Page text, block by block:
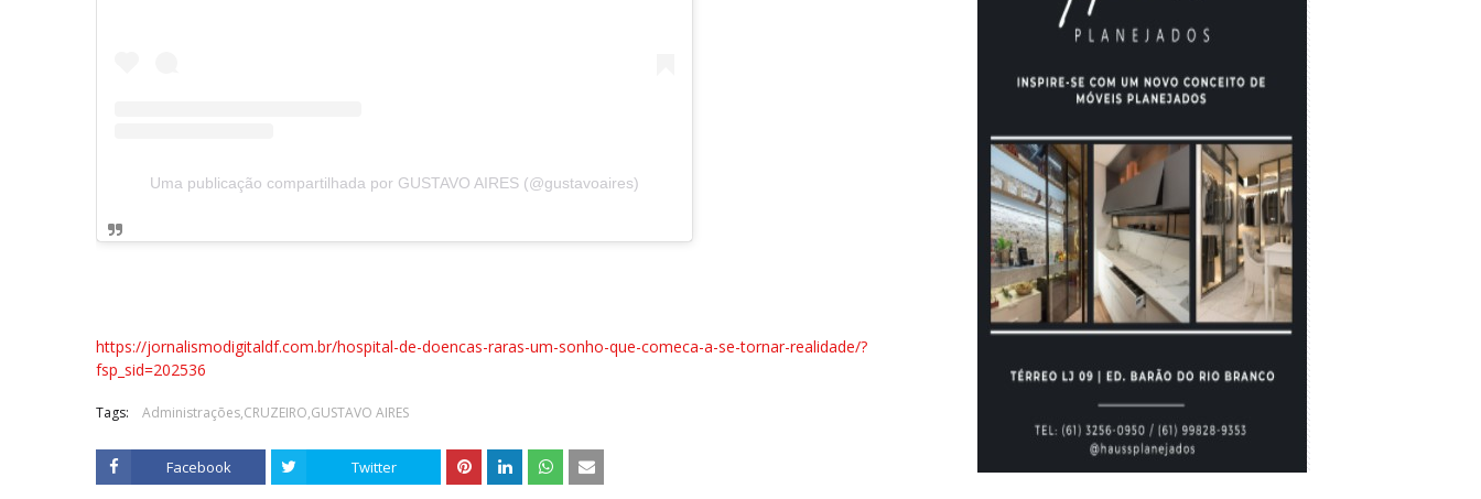
Uma publicação compartilhada por GUSTAVO AIRES (@gustavoaires)
https://jornalismodigitaldf.com.br/hospital-de-doencas-raras-um-sonho-que-comeca-a-se-tornar-realidade/?
fsp_sid=202536
Tags: Administrações,CRUZEIRO,GUSTAVO AIRES
Facebook Twitter